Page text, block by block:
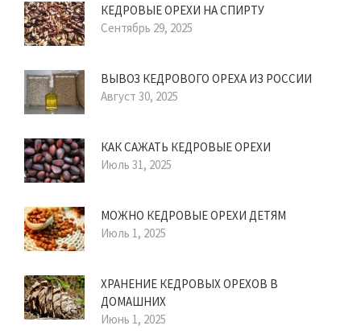
КЕДРОВЫЕ ОРЕХИ НА СПИРТУ
Сентябрь 29, 2025
ВЫВОЗ КЕДРОВОГО ОРЕХА ИЗ РОССИИ
Август 30, 2025
КАК САЖАТЬ КЕДРОВЫЕ ОРЕХИ
Июль 31, 2025
МОЖНО КЕДРОВЫЕ ОРЕХИ ДЕТЯМ
Июль 1, 2025
ХРАНЕНИЕ КЕДРОВЫХ ОРЕХОВ В
ДОМАШНИХ
Июнь 1, 2025